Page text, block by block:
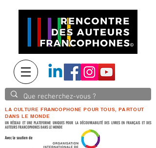
LA CULTURE FRANCOPHONE POUR TOUS, PARTOUT
DANS LE MONDE
UN RÉSEAU ET UNE PLATEFORME UNIQUES POUR LA DÉCOUVRABILITÉ DES LIVRES EN FRANÇAIS ET DES
AUTEURS FRANCOPHONES DANS LE MONDE
Avec le soutien de